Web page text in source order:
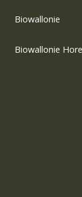
Biowallonie
Biowallonie